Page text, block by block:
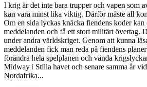
I krig är det inte bara trupper och vapen som
kan vara minst lika viktig. Därför måste all
Om en sida lyckas knäcka fiendens koder kan
meddelanden och få ett stort militärt övertag.
under andra världskriget. Genom att kunna
meddelanden fick man reda på fiendens
förändra hela spelplanen och vända
Midway i Stilla havet och senare samma år
Nordafrika...